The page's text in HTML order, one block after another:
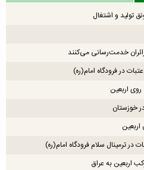
تولید و اشتغال
در فرودگاه امام(ره)
خوزستان
در ترمینال سلام فرودگاه امام(ره)